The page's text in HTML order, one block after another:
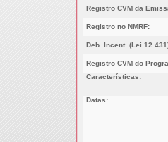
Registro CVM da
Registro no NMRF:
Deb. Incent. (Lei
Registro CVM do
Características:
Datas: